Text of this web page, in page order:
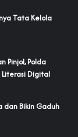
Tata Kelola
Pinjol, Polda
Literasi Digital
dan Bikin Gaduh